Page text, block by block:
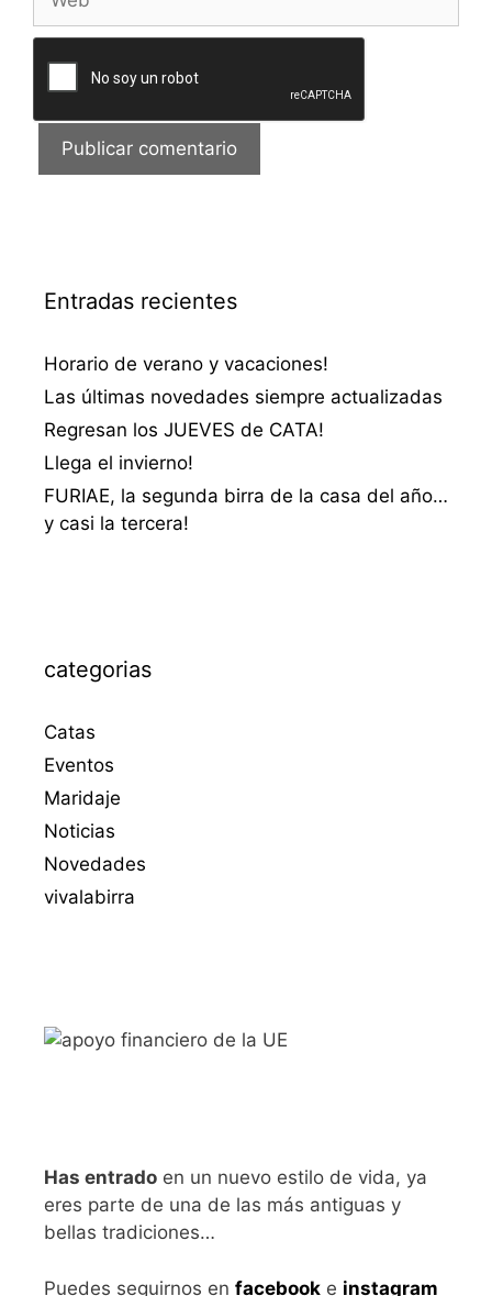
Entradas recientes
Horario de verano y vacaciones!
Las últimas novedades siempre actualizadas
Regresan los JUEVES de CATA!
Llega el invierno!
FURIAE, la segunda birra de la casa del año…
y casi la tercera!
categorias
Catas
Eventos
Maridaje
Noticias
Novedades
vivalabirra
Has entrado en un nuevo estilo de vida, ya
eres parte de una de las más antiguas y
bellas tradiciones…
Puedes seguirnos en facebook e instagram